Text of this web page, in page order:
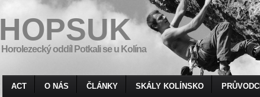
HOPSUK
Horolezecký oddíl Potkali se u Kolína
ACT O NÁS ČLÁNKY SKÁLY KOLÍNSKO